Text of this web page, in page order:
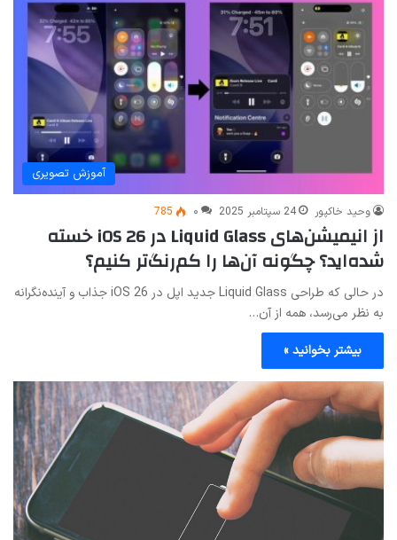
آموزش تصویری
وحید خاکپور 24 سپتامبر 2025 ۰ 785
از انیمیشن‌های Liquid Glass در iOS 26 خسته
شده‌اید؟ چگونه آن‌ها را کم‌رنگ‌تر کنیم؟
در حالی که طراحی Liquid Glass جدید اپل در iOS 26 جذاب و آینده‌نگرانه
به نظر می‌رسد، همه از آن…
بیشتر بخوانید »